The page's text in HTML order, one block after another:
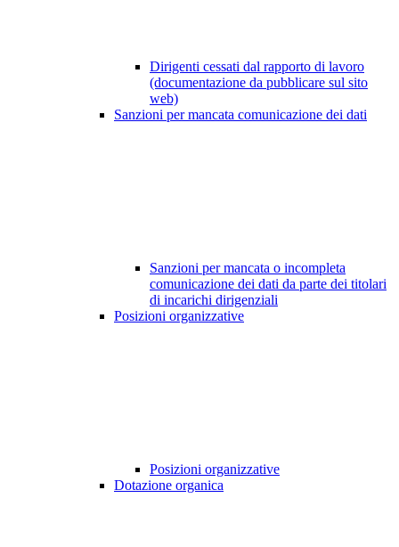
Dirigenti cessati dal rapporto di lavoro
(documentazione da pubblicare sul sito
web)
Sanzioni per mancata comunicazione dei dati
Sanzioni per mancata o incompleta
comunicazione dei dati da parte dei titolari
di incarichi dirigenziali
Posizioni organizzative
Posizioni organizzative
Dotazione organica